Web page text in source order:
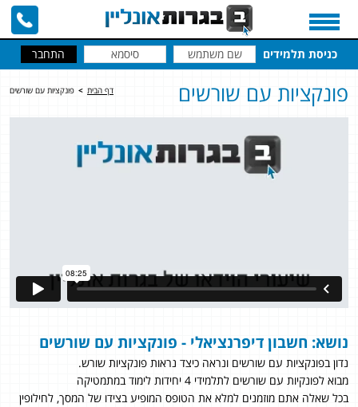
כניסת תלמידים
דף הבית > פונקציות עם שורשים פונקציות עם שורשים
נושא: חשבון דיפרנציאלי - פונקציות עם שורשים
נדון בפונקציות עם שורשים ונראה כיצד נראות פונקציות שורש.
מבוא לפונקיות עם שורשים לתלמידי 4 יחידות לימוד במתמטיקה
בכל שאלה אתם מוזמנים למלא את הטופס המופיע בצידו של המסך, לחילופין